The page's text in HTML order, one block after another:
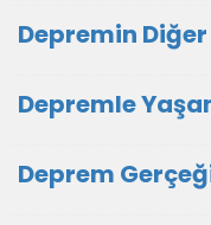
Depremin Diğer
Depremle
Deprem